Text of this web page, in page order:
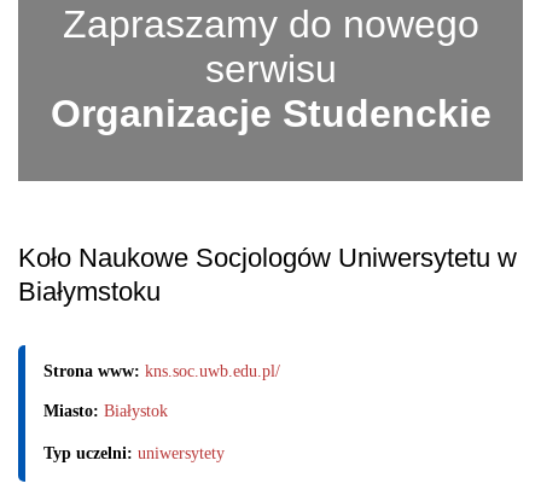
Zapraszamy do nowego
serwisu
Organizacje Studenckie
Koło Naukowe Socjologów Uniwersytetu w
Białymstoku
Strona www: kns.soc.uwb.edu.pl/
Miasto: Białystok
Typ uczelni: uniwersytety